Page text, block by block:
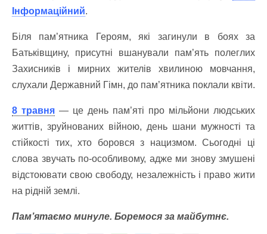
Інформаційний.
Біля пам’ятника Героям, які загинули в боях за
Батьківщину, присутні вшанували пам’ять полеглих
Захисників і мирних жителів хвилиною мовчання,
слухали Державний Гімн, до пам’ятника поклали квіти.
8 травня — це день пам’яті про мільйони людських
життів, зруйнованих війною, день шани мужності та
стійкості тих, хто боровся з нацизмом. Сьогодні ці
слова звучать по-особливому, адже ми знову змушені
відстоювати свою свободу, незалежність і право жити
на рідній землі.
Пам’ятаємо минуле. Боремося за майбутнє.